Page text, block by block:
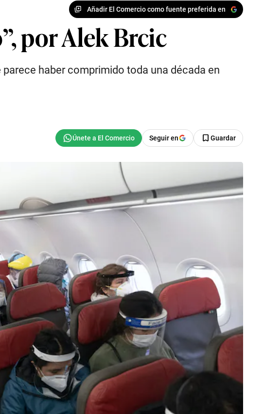
Añadir El Comercio como fuente preferida en
por Alek Brcic
haber comprimido toda una década en
Seguir en Guardar